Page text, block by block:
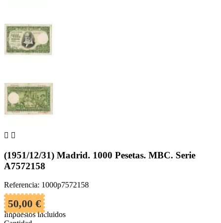
 
(1951/12/31) Madrid. 1000 Pesetas. MBC. Serie
A7572158
Referencia: 1000p7572158
50,00 €
Impuestos incluidos